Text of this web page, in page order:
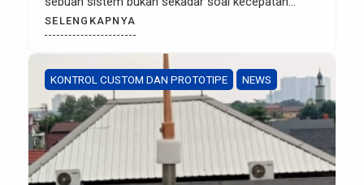
prosesor. Di lingkungan industri yang penuh dengan
gangguan elektromagnetik (EMI), suhu ekstrem,
dan kelembapan, mikrokontroler (MCU) kelas
konsumen biasa sering kali tidak memadai. Artikel
ini akan membahas berbagai tipe mikrokontroler
yang […]
SELENGKAPNYA
KONTROL CUSTOM DAN PROTOTIPE NEWS